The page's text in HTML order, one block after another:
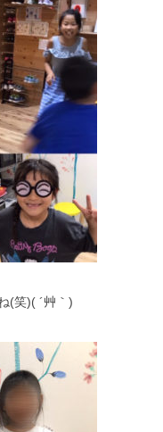
(笑)( ´艸｀)